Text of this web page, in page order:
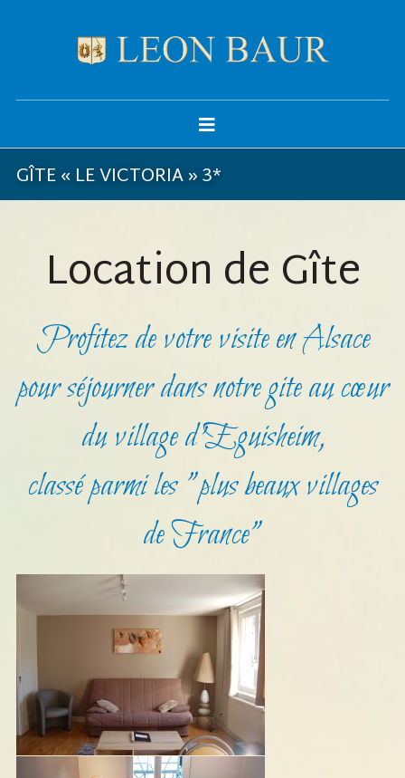
GÎTE « LE VICTORIA » 3*
Location de Gîte
Profitez de votre visite en Alsace
pour séjourner dans notre gite au cœur
du village d'Eguisheim,
classé parmi les "plus beaux villages
de France"